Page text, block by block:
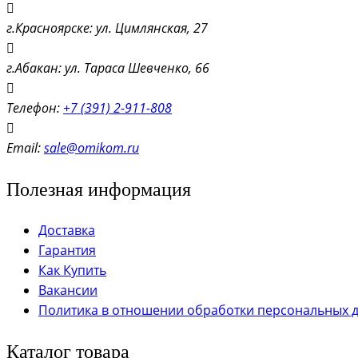
г.Красноярске: ул. Цимлянская, 27
г.Абакан: ул. Тараса Шевченко, 66
Телефон: +7 (391) 2-911-808
Email:sale@omikom.ru
Полезная информация
Доставка
Гарантия
Как Купить
Вакансии
Политика в отношении обработки персональных
Каталог товара